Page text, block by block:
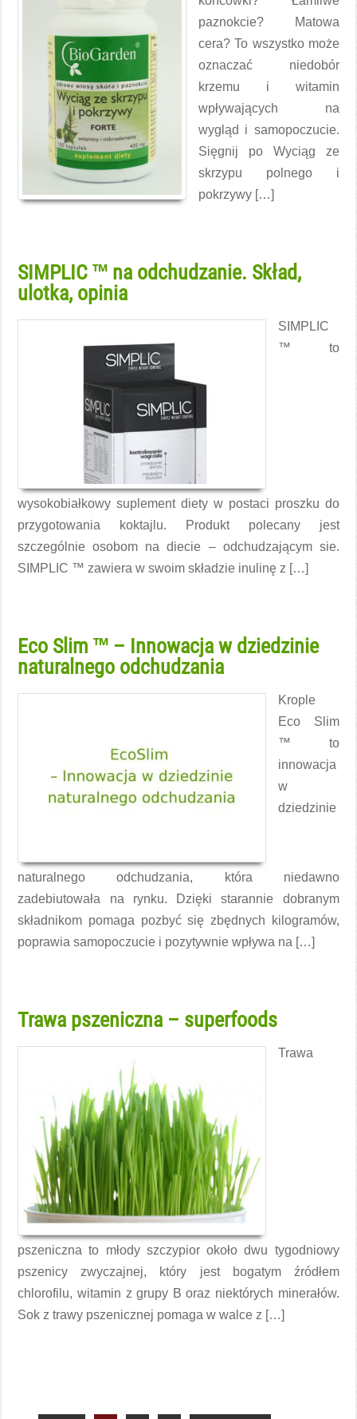
paznokcie? Matowa
cera? To wszystko może
oznaczać niedobór
krzemu i witamin
wpływających na
wygląd i samopoczucie.
Sięgnij po Wyciąg ze
skrzypu polnego i
pokrzywy […]
SIMPLIC ™ na odchudzanie. Skład,
ulotka, opinia
SIMPLIC
™ to
wysokobiałkowy suplement diety w postaci proszku do
przygotowania koktajlu. Produkt polecany jest
szczególnie osobom na diecie – odchudzającym sie.
SIMPLIC ™ zawiera w swoim składzie inulinę z […]
Eco Slim ™ – Innowacja w dziedzinie
naturalnego odchudzania
Krople
Eco Slim
™ to
innowacja
w
dziedzinie
naturalnego odchudzania, która niedawno
zadebiutowała na rynku. Dzięki starannie dobranym
składnikom pomaga pozbyć się zbędnych kilogramów,
poprawia samopoczucie i pozytywnie wpływa na […]
Trawa pszeniczna – superfoods
Trawa
pszeniczna to młody szczypior około dwu tygodniowy
pszenicy zwyczajnej, który jest bogatym źródłem
chlorofilu, witamin z grupy B oraz niektórych minerałów.
Sok z trawy pszenicznej pomaga w walce z […]